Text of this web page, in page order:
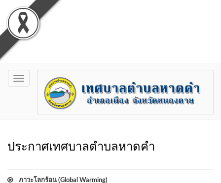
Toggle
navigation
ประกาศเทศบาลตำบลหาดคำ
ภาวะโลกร้อน (Global Warming)